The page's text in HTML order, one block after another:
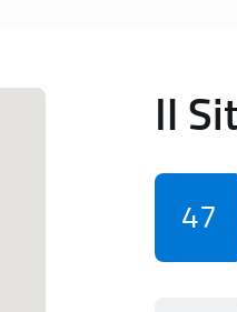
Il
47